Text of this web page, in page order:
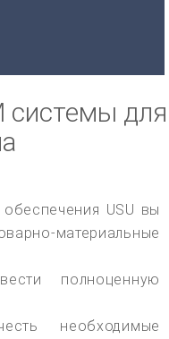
системы для
USU вы
материальные
полноценную
необходимые